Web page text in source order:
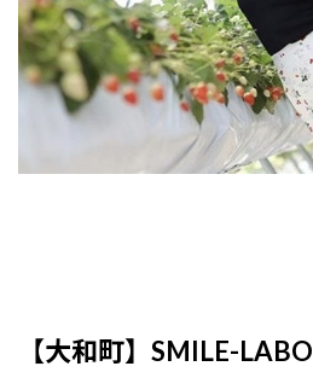
【大和町】SMILE-LABO